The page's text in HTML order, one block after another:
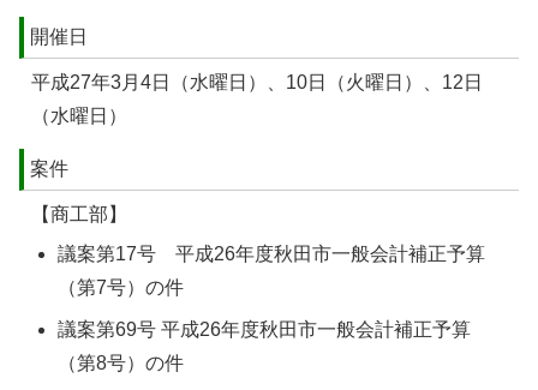
開催日
平成27年3月4日（水曜日）、10日（火曜日）、12日
（水曜日）
案件
【商工部】
議案第17号 平成26年度秋田市一般会計補正予算
（第7号）の件
議案第69号 平成26年度秋田市一般会計補正予算
（第8号）の件